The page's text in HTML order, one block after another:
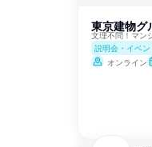
東京建物グ
文理不問！マン
説明会・イベン
オンライン